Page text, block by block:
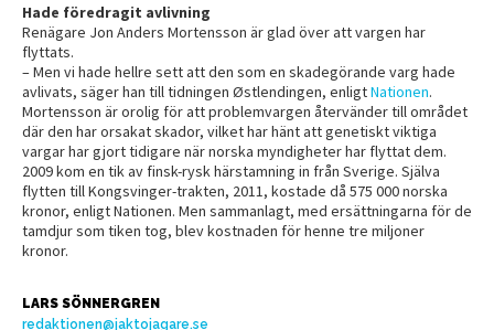
Hade föredragit avlivning
Renägare Jon Anders Mortensson är glad över att vargen har
flyttats.
– Men vi hade hellre sett att den som en skadegörande varg hade
avlivats, säger han till tidningen Østlendingen, enligtNationen.
Mortensson är orolig för att problemvargen återvänder till området
där den har orsakat skador, vilket har hänt att genetiskt viktiga
vargar har gjort tidigare när norska myndigheter har flyttat dem.
2009 kom en tik av finsk-rysk härstamning in från Sverige. Själva
flytten till Kongsvinger-trakten, 2011, kostade då 575 000 norska
kronor, enligt Nationen. Men sammanlagt, med ersättningarna för de
tamdjur som tiken tog, blev kostnaden för henne tre miljoner
kronor.
LARS SÖNNERGREN
redaktionen@jaktojagare.se